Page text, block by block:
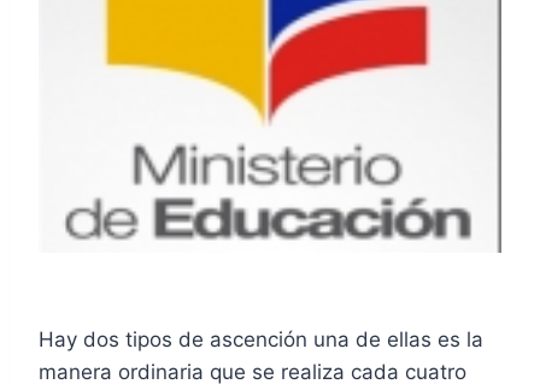
Hay dos tipos de ascención una de ellas es la
manera ordinaria que se realiza cada cuatro